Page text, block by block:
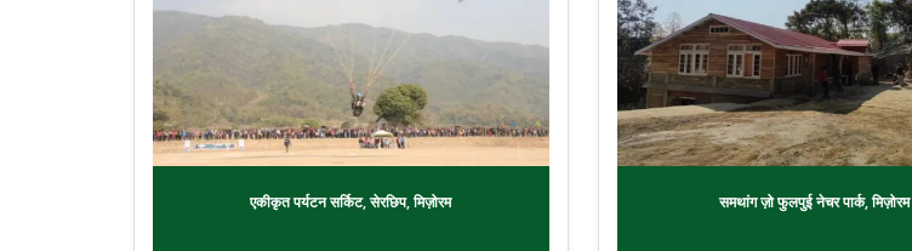
एकीकृत पर्यटन सर्किट, सेरछिप, मिज़ोरम समथांग ज़ो फुलपुई नेचर पार्क, मिज़ोरम